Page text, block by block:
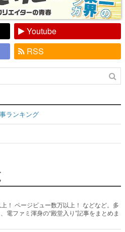
Youtube
RSS
ランキング
！ ページビュー数万以上！ などなど。多
電ファミ渾身の“殿堂入り”記事をまとめま